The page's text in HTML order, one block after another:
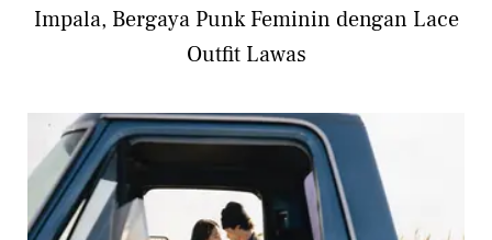
Impala, Bergaya Punk Feminin dengan Lace
Outfit Lawas